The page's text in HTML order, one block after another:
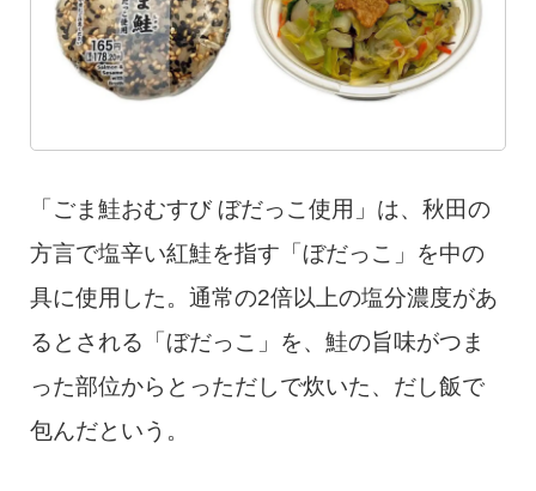
「ごま鮭おむすび ぼだっこ使用」は、秋田の
方言で塩辛い紅鮭を指す「ぼだっこ」を中の
具に使用した。通常の2倍以上の塩分濃度があ
るとされる「ぼだっこ」を、鮭の旨味がつま
った部位からとっただしで炊いた、だし飯で
包んだという。